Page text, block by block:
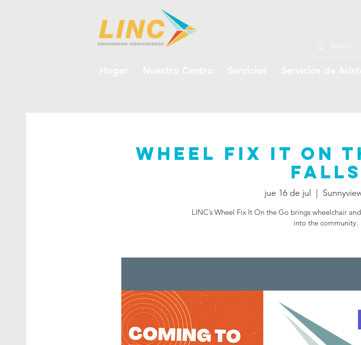
Wheel Fix It On
Falls
jue 16 de jul
LINC’s Wheel Fix It On the Go brings wheelchair
into the community.